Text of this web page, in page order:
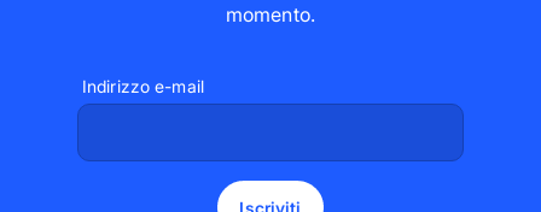
momento.
Indirizzo e-mail
Iscriviti